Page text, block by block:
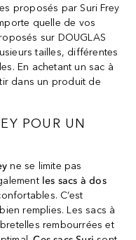
proposés par Suri Frey
quelle de vos
sur DOUGLAS
tailles, différentes
En achetant un sac à
dans un produit de
POUR UN
ne se limite pas
les sacs à dos
C’est
remplies. Les sacs à
rembourrées et